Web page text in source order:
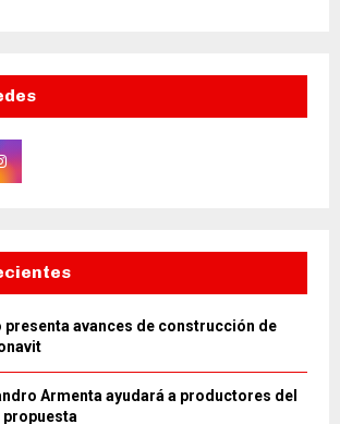
presenta avances de construcción de
Armenta ayudará a productores del
propuesta